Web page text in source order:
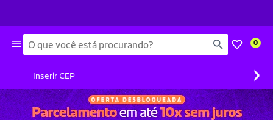
Busca 0
Inserir CEP ›